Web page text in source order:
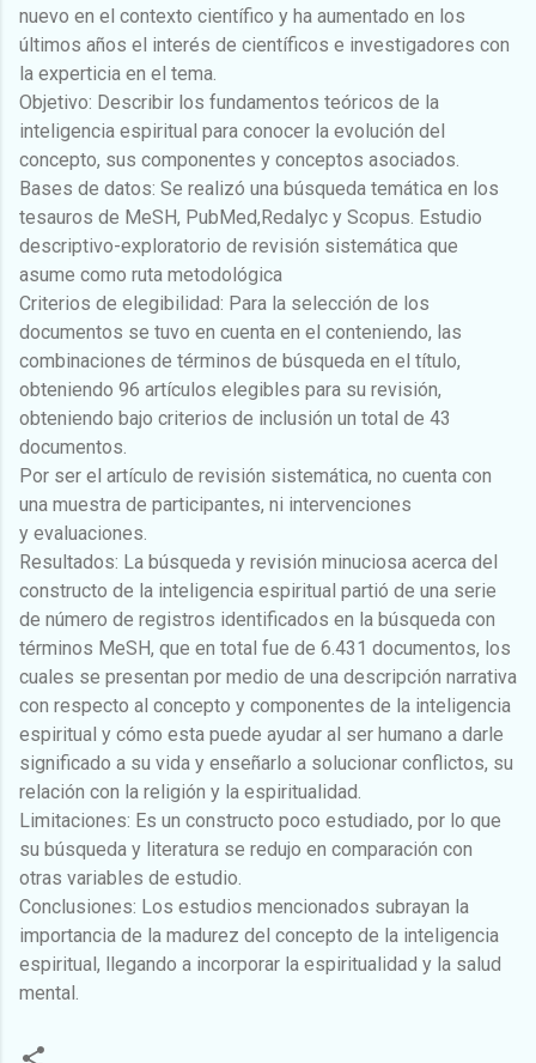
nuevo en el contexto científico y ha aumentado en los
últimos años el interés de científicos e investigadores con
la experticia en el tema.
Objetivo: Describir los fundamentos teóricos de la
inteligencia espiritual para conocer la evolución del
concepto, sus componentes y conceptos asociados.
Bases de datos: Se realizó una búsqueda temática en los
tesauros de MeSH, PubMed,Redalyc y Scopus. Estudio
descriptivo-exploratorio de revisión sistemática que
asume como ruta metodológica
Criterios de elegibilidad: Para la selección de los
documentos se tuvo en cuenta en el conteniendo, las
combinaciones de términos de búsqueda en el título,
obteniendo 96 artículos elegibles para su revisión,
obteniendo bajo criterios de inclusión un total de 43
documentos.
Por ser el artículo de revisión sistemática, no cuenta con
una muestra de participantes, ni intervenciones
y evaluaciones.
Resultados: La búsqueda y revisión minuciosa acerca del
constructo de la inteligencia espiritual partió de una serie
de número de registros identificados en la búsqueda con
términos MeSH, que en total fue de 6.431 documentos, los
cuales se presentan por medio de una descripción narrativa
con respecto al concepto y componentes de la inteligencia
espiritual y cómo esta puede ayudar al ser humano a darle
significado a su vida y enseñarlo a solucionar conflictos, su
relación con la religión y la espiritualidad.
Limitaciones: Es un constructo poco estudiado, por lo que
su búsqueda y literatura se redujo en comparación con
otras variables de estudio.
Conclusiones: Los estudios mencionados subrayan la
importancia de la madurez del concepto de la inteligencia
espiritual, llegando a incorporar la espiritualidad y la salud
mental.